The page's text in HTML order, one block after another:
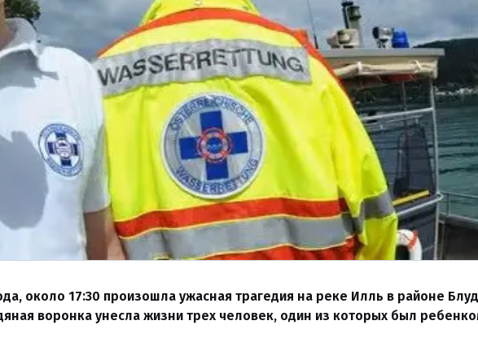
около 17:30 произошла ужасная трагедия на реке Илль в районе
воронка унесла жизни трех человек, один из которых был